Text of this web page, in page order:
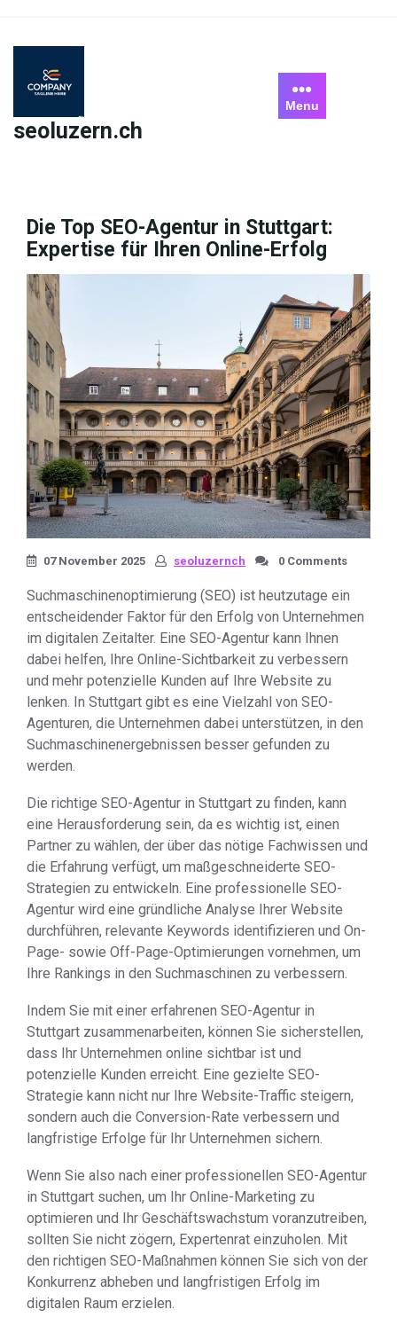
content
seoluzern.ch
Menu
Die Top SEO-Agentur in Stuttgart:
Expertise für Ihren Online-Erfolg
07 November 2025 seoluzernch 0 Comments
Suchmaschinenoptimierung (SEO) ist heutzutage ein
entscheidender Faktor für den Erfolg von Unternehmen
im digitalen Zeitalter. Eine SEO-Agentur kann Ihnen
dabei helfen, Ihre Online-Sichtbarkeit zu verbessern
und mehr potenzielle Kunden auf Ihre Website zu
lenken. In Stuttgart gibt es eine Vielzahl von SEO-
Agenturen, die Unternehmen dabei unterstützen, in den
Suchmaschinenergebnissen besser gefunden zu
werden.
Die richtige SEO-Agentur in Stuttgart zu finden, kann
eine Herausforderung sein, da es wichtig ist, einen
Partner zu wählen, der über das nötige Fachwissen und
die Erfahrung verfügt, um maßgeschneiderte SEO-
Strategien zu entwickeln. Eine professionelle SEO-
Agentur wird eine gründliche Analyse Ihrer Website
durchführen, relevante Keywords identifizieren und On-
Page- sowie Off-Page-Optimierungen vornehmen, um
Ihre Rankings in den Suchmaschinen zu verbessern.
Indem Sie mit einer erfahrenen SEO-Agentur in
Stuttgart zusammenarbeiten, können Sie sicherstellen,
dass Ihr Unternehmen online sichtbar ist und
potenzielle Kunden erreicht. Eine gezielte SEO-
Strategie kann nicht nur Ihre Website-Traffic steigern,
sondern auch die Conversion-Rate verbessern und
langfristige Erfolge für Ihr Unternehmen sichern.
Wenn Sie also nach einer professionellen SEO-Agentur
in Stuttgart suchen, um Ihr Online-Marketing zu
optimieren und Ihr Geschäftswachstum voranzutreiben,
sollten Sie nicht zögern, Expertenrat einzuholen. Mit
den richtigen SEO-Maßnahmen können Sie sich von der
Konkurrenz abheben und langfristigen Erfolg im
digitalen Raum erzielen.